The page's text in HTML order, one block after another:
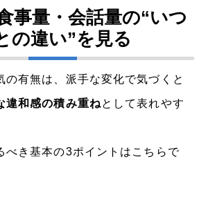
事量・会話量の“いつ
の違い”を見る
の有無は、派手な変化で気づくと
違和感の積み重ねとして表れやす
べき基本の3ポイントはこちらで